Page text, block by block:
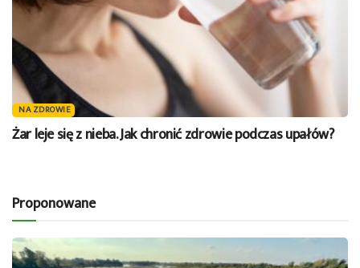
NA ZDROWIE
Żar leje się z nieba. Jak chronić zdrowie podczas upałów?
Proponowane